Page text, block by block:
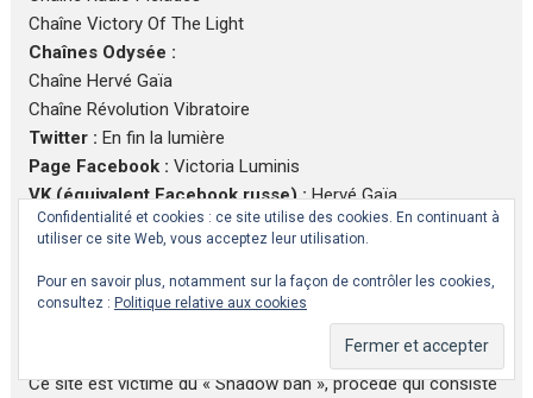
Chaîne Victory Of The Light
Chaînes Odysée :
Chaîne Hervé Gaïa
Chaîne Révolution Vibratoire
Twitter : En fin la lumière
Page Facebook : Victoria Luminis
VK (équivalent Facebook russe) : Hervé Gaïa
LinkedIn : En fin la Lumière
En.fin.la.lumière
Notre site est victime de censure !
Ce site est victime du « Shadow ban », procédé qui consiste
Confidentialité et cookies : ce site utilise des cookies. En continuant à
utiliser ce site Web, vous acceptez leur utilisation.
Pour en savoir plus, notamment sur la façon de contrôler les cookies,
consultez : Politique relative aux cookies